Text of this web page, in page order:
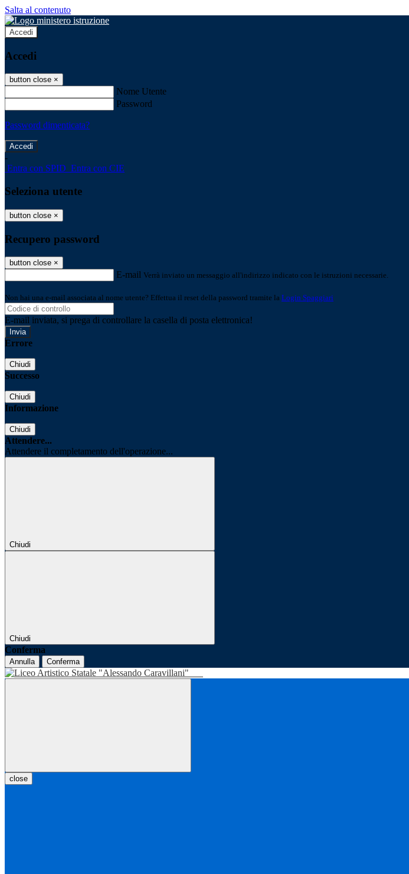
Salta al contenuto
Accedi
Accedi
button close ×
Nome Utente
Password
Password dimenticata?
-
Entra con SPID Entra con CIE
Seleziona utente
button close ×
Recupero password
button close ×
E-mail Verrà inviato un messaggio all'indirizzo indicato con le istruzioni necessarie.
Non hai una e-mail associata al nome utente? Effettua il reset della password tramite la Login Spaggiari
E-mail inviata, si prega di controllare la casella di posta elettronica!
Errore
Chiudi
Successo
Chiudi
Informazione
Chiudi
Attendere...
Attendere il completamento dell'operazione...
Chiudi
Chiudi
Conferma
Annulla Conferma
close